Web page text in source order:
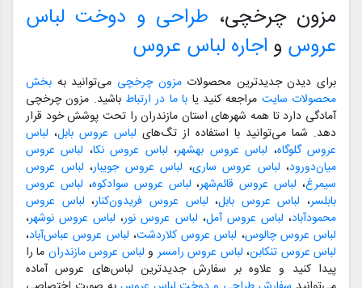
مزون چرخچی، طراحی و دوخت لباس
عروس و اجاره لباس عروس
برای دیدن جدیدترین محصولاتمزون چرخچی می‌توانید به بخش
محصولات سایت مراجعه کنید یا با ما در ارتباط باشید. مزون چرخچی
آمادگی دارد تا همه شهرهای استان مازندران را تحت پوشش خود قرار
دهد. شما می‌توانید با استفاده از تگ‌های لباس عروس بابل، لباس
عروس گلوگاه، لباس عروس بهشهر، لباس عروس نکا، لباس عروس
میان‌دورود، لباس عروس ساری، لباس عروس جویبار، لباس عروس
سیمرغ، لباس عروس قائم‌شهر، لباس عروس سوادکوه، لباس عروس
بابلسر، لباس عروس بابل، لباس عروس فریدون‌کنار، لباس عروس
محمودآباد، لباس عروس آمل، لباس عروس نور، لباس عروس نوشهر،
لباس عروس چالوس، لباس عروس کلاردشت، لباس عروس عباس‌آباد،
لباس عروس تنکابن، لباس عروس رامسر و لباس عروس مازندران ما را
پیدا کنید و علاوه بر سفارش جدیدترین لباس‌های عروس آماده